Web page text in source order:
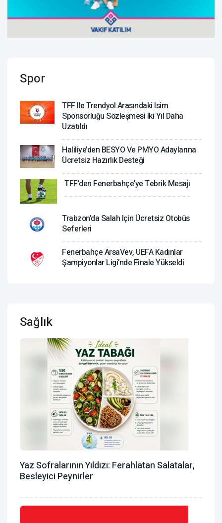
Spor
TFF Ile Trendyol Arasındaki Isim
Sponsorluğu Sözleşmesi Iki Yıl Daha
Uzatıldı
Haliliye’den BESYO Ve PMYO Adaylarına
Ücretsiz Hazırlık Desteği
TFF'den Fenerbahçe'ye Tebrik Mesajı
Trabzon’da Salah Için Ücretsiz Otobüs
Seferleri
Fenerbahçe ArsaVev, UEFA Kadınlar
Şampiyonlar Ligi’nde Finale Yükseldi
Sağlık
Yaz Sofralarının Yıldızı: Ferahlatan Salatalar,
Besleyici Peynirler